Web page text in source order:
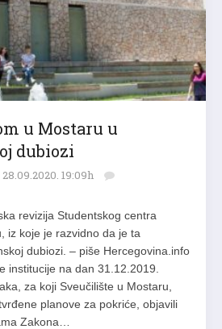
u Mostaru u
dubiozi
28.09.2020. 19:09h
revizija Studentskog centra
iz koje je razvidno da je ta
dubiozi. – piše Hercegovina.info
institucije na dan 31.12.2019.
za koji Sveučilište u Mostaru,
planove za pokriće, objavili
Zakona…